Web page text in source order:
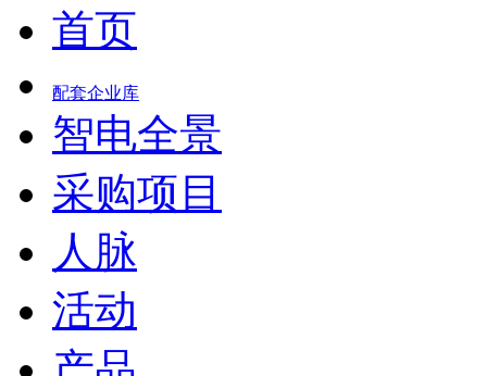
首页
配套企业库
智电全景
采购项目
人脉
活动